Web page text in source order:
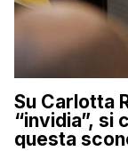
Su Carlotta
“invidia”, si
questa